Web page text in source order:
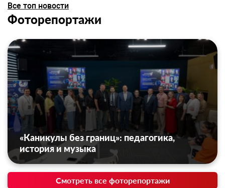
Все топ новости
Фоторепортажи
«Каникулы без границ»: педагогика,
история и музыка
Смотреть все фоторепортажи